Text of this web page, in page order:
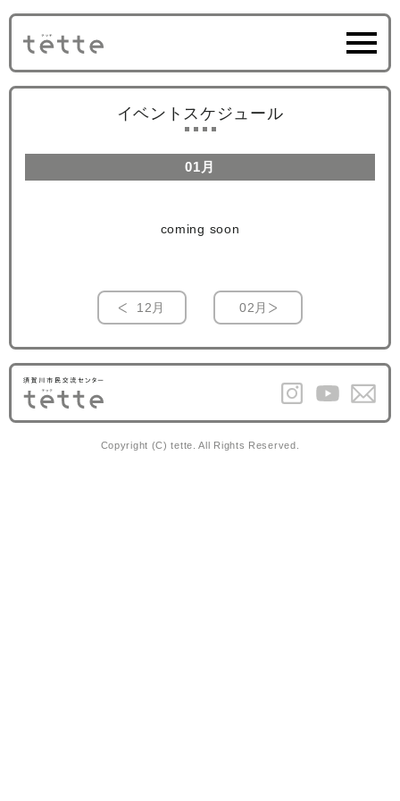
イベントスケジュール
01月
coming soon
12月 02月
Copyright (C) tette. All Rights Reserved.